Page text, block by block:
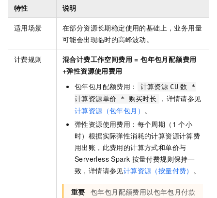
特性 说明
适用场景
在部分资源长期稳定使用的基础上，业务用量
可能会出现临时的高峰波动。
计费规则
混合计费工作空间费用 = 包年包月配额费用
+弹性资源使用费用
包年包月配额费用：
计算资源 CU 数 *
计算资源单价 * 购买时长
，详情请参见
计算资源（包年包月） 。
弹性资源使用费用：每个周期（1 个小
时）根据实际弹性消耗的计算资源计算费
用出账，此费用的计算方式和单价与
Serverless Spark 按量付费规则保持一
致，详情请参见计算资源（按量付费） 。
重要 包年包月配额费用以包年包月付款